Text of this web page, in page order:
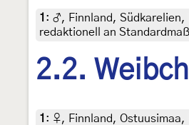
1 : ♂, Finnland,
redaktionell an
2.2.
1 : ♀, Finnland,